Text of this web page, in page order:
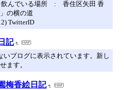
飲んでいる場所 : 香住区矢田 香
の横の道
TwitterID
記
いブログに表示されています。新し
ます。
梅香絵日記